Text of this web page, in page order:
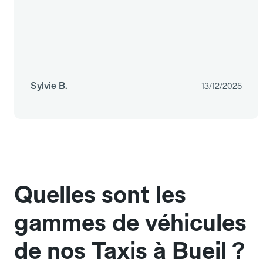
Sylvie B. 13/12/2025
Quelles sont les
gammes de véhicules
de nos Taxis à Bueil ?